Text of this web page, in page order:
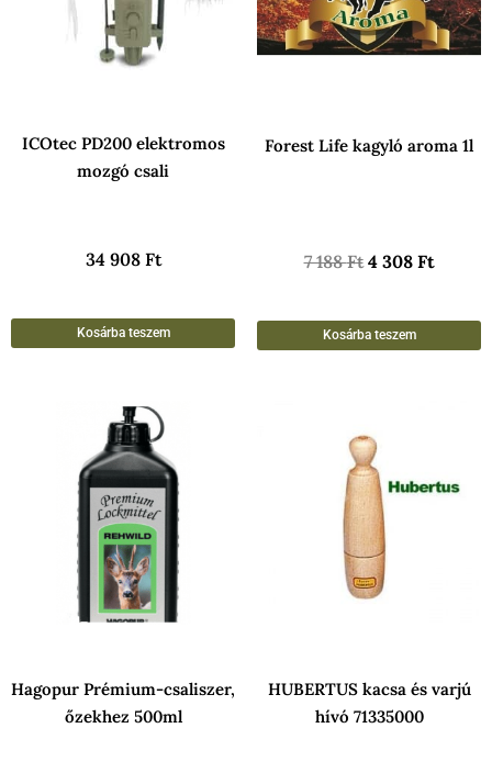
ICOtec PD200 elektromos
mozgó csali
34 908 Ft
Kosárba teszem
Forest Life kagyló aroma 1l
7 188Ft 4 308 Ft
Kosárba teszem
Hagopur Prémium-csaliszer,
őzekhez 500ml
HUBERTUS kacsa és varjú
hívó 71335000